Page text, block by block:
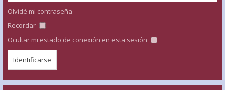
Olvidé mi contraseña
Recordar
Ocultar mi estado de conexión en esta sesión